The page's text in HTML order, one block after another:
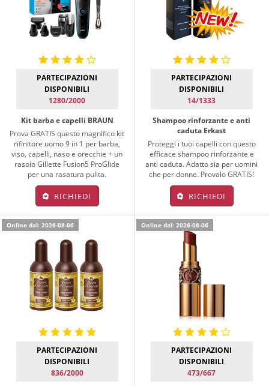
PARTECIPAZIONI
DISPONIBILI
1280/2000
Kit barba e capelli BRAUN
Prova GRATIS questo magnifico kit
rifinitore uomo 9 in 1 per barba,
viso, capelli, naso e orecchie + un
rasoio Gillette Fusion5 ProGlide
per una rasatura pulita.
RICHIEDI
PARTECIPAZIONI
DISPONIBILI
14/1333
Shampoo rinforzante e anti
caduta Erkast
Proteggi i tuoi capelli con questo
efficace shampoo rinforzante e
anti caduta. Adatto sia per uomini
che per donne. Provalo GRATIS!
RICHIEDI
Online dal: 2026-08-06
PARTECIPAZIONI
DISPONIBILI
836/2000
Online dal: 2026-08-06
PARTECIPAZIONI
DISPONIBILI
473/667